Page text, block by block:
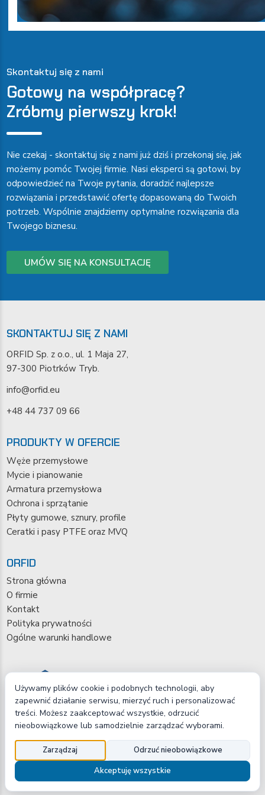
Skontaktuj się z nami
Gotowy na współpracę?
Zróbmy pierwszy krok!
Nie czekaj - skontaktuj się z nami już dziś i przekonaj się, jak
możemy pomóc Twojej firmie. Nasi eksperci są gotowi, by
odpowiedzieć na Twoje pytania, doradzić najlepsze
rozwiązania i przedstawić ofertę dopasowaną do Twoich
potrzeb. Wspólnie znajdziemy optymalne rozwiązania dla
Twojego biznesu.
UMÓW SIĘ NA KONSULTACJĘ
SKONTAKTUJ SIĘ Z NAMI
ORFID Sp. z o.o., ul. 1 Maja 27,
97-300 Piotrków Tryb.
info@orfid.eu
+48 44 737 09 66
PRODUKTY W OFERCIE
Węże przemysłowe
Mycie i pianowanie
Armatura przemysłowa
Ochrona i sprzątanie
Płyty gumowe, sznury, profile
Ceratki i pasy PTFE oraz MVQ
ORFID
Strona główna
O firmie
Kontakt
Polityka prywatności
Ogólne warunki handlowe
Copyright © 2026 ORFID Sp. z o.o.
Używamy plików cookie i podobnych technologii, aby
zapewnić działanie serwisu, mierzyć ruch i personalizować
treści. Możesz zaakceptować wszystkie, odrzucić
nieobowiązkowe lub samodzielnie zarządzać wyborami.
Zarządzaj
Odrzuć nieobowiązkowe
Akceptuję wszystkie